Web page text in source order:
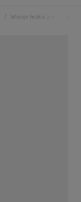
Wisior łezka z